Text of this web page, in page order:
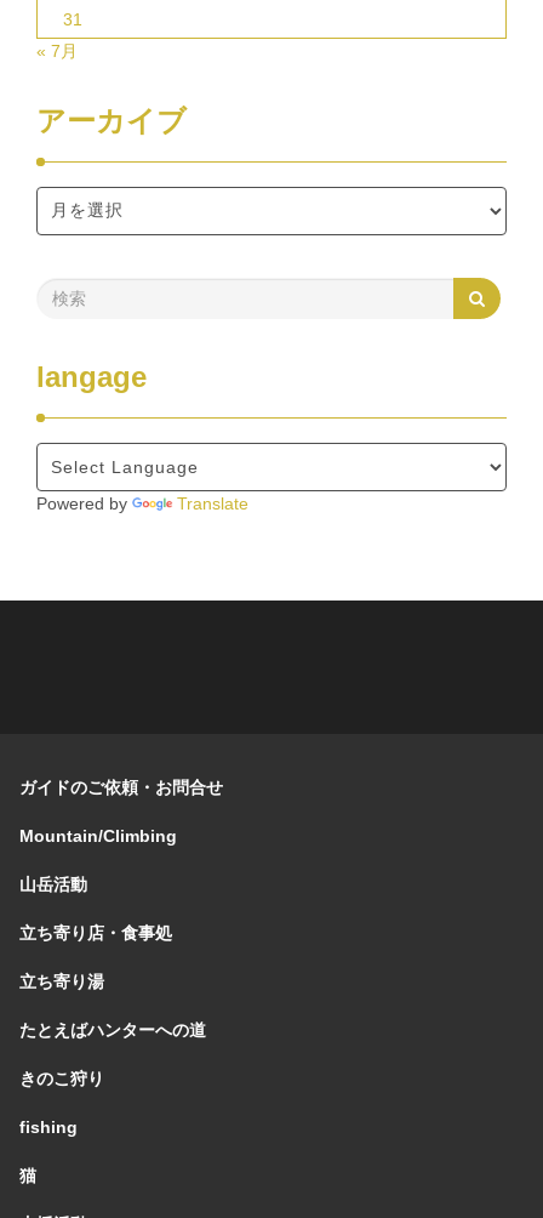
31
« 7月
アーカイブ
langage
Powered by Translate
ガイドのご依頼・お問合せ
Mountain/Climbing
山岳活動
立ち寄り店・食事処
立ち寄り湯
たとえばハンターへの道
きのこ狩り
fishing
猫